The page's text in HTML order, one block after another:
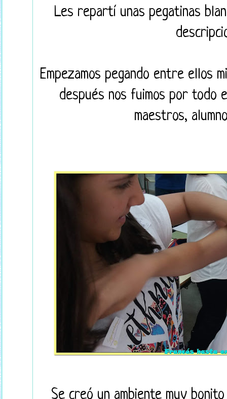
Les repartí unas pegatinas
Empezamos pegando entre ellos
después nos fuimos por todo
maestros,
Se creó un ambiente muy